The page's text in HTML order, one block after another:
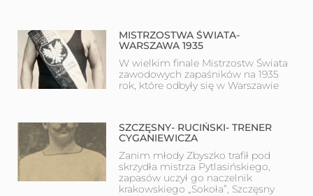
MISTRZOSTWA ŚWIATA-
WARSZAWA 1935
W wielkim finale Mistrzostw Świata
zawodowych zapaśników na 1935
rok, które odbyły się w Warszawie
SZCZĘSNY- RUCIŃSKI- TRENER
CYGANIEWICZA
Zanim młody Zbyszko trafił pod
skrzydła mistrza Pytlasińskiego,
zapasów uczył go naczelnik
krakowskiego „Sokoła”, Szczęsny